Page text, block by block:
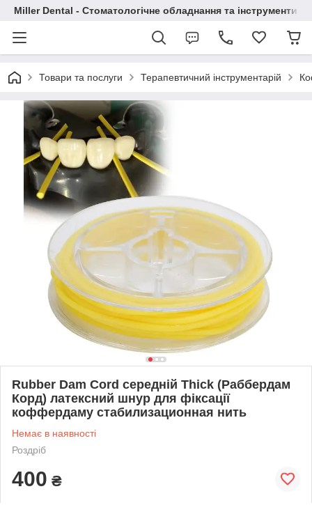
Miller Dental - Стоматологічне обладнання та інструменти
Товари та послуги Терапевтичний інструментарій
Rubber Dam Cord середній Thick (Раббердам
Корд) латексний шнур для фіксації
коффердаму стабилизационная нить
Немає в наявності
Роздріб
400 ₴